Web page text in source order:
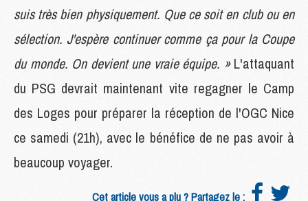
suis très bien physiquement. Que ce soit en club ou en
sélection. J'espère continuer comme ça pour la Coupe
du monde. On devient une vraie équipe. »L'attaquant
du PSG devrait maintenant vite regagner le Camp
des Loges pour préparer la réception de l'OGC Nice
ce samedi (21h), avec le bénéfice de ne pas avoir à
beaucoup voyager.
Cet article vous a plu ? Partagez le :